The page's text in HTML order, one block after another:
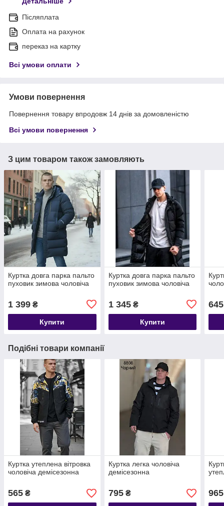
Післяплата
Оплата на рахунок
переказ на картку
Всі умови оплати
Умови повернення
Повернення товару впродовж 14 днів за домовленістю
Всі умови повернення
З цим товаром також замовляють
Куртка довга парка пальто
пуховик зимова чоловіча
1 399 ₴
Купити
Куртка довга парка пальто
пуховик зимова чоловіча
1 345₴
Купити
645
Подібні товари компанії
Куртка утеплена вітровка
чоловіча демісезонна
565 ₴
Куртка легка чоловіча
демісезонна
795₴ 965